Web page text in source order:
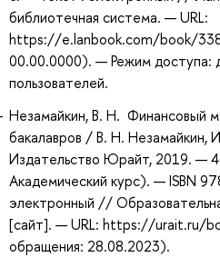
библиотечная система. — URL:
https://e.lanbook.com/book/
00.00.0000). — Режим доступа:
пользователей.
Незамайкин, В. Н. Финансовый
бакалавров / В. Н.
Издательство Юрайт, 2019. —
Академический курс). — ISBN
электронный //
[сайт]. — URL: https://urait.ru/
обращения: 28.08.2023).